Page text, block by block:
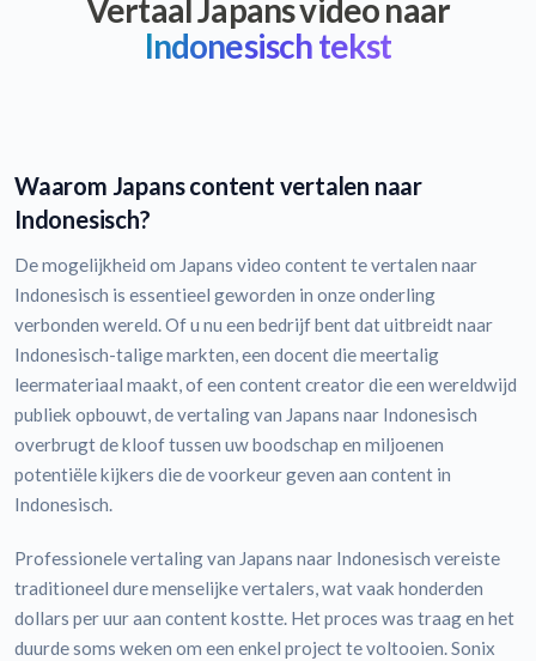
Vertaal Japans video naar
Indonesisch tekst
Waarom Japans content vertalen naar
Indonesisch?
De mogelijkheid om Japans video content te vertalen naar
Indonesisch is essentieel geworden in onze onderling
verbonden wereld. Of u nu een bedrijf bent dat uitbreidt naar
Indonesisch-talige markten, een docent die meertalig
leermateriaal maakt, of een content creator die een wereldwijd
publiek opbouwt, de vertaling van Japans naar Indonesisch
overbrugt de kloof tussen uw boodschap en miljoenen
potentiële kijkers die de voorkeur geven aan content in
Indonesisch.
Professionele vertaling van Japans naar Indonesisch vereiste
traditioneel dure menselijke vertalers, wat vaak honderden
dollars per uur aan content kostte. Het proces was traag en het
duurde soms weken om een enkel project te voltooien. Sonix